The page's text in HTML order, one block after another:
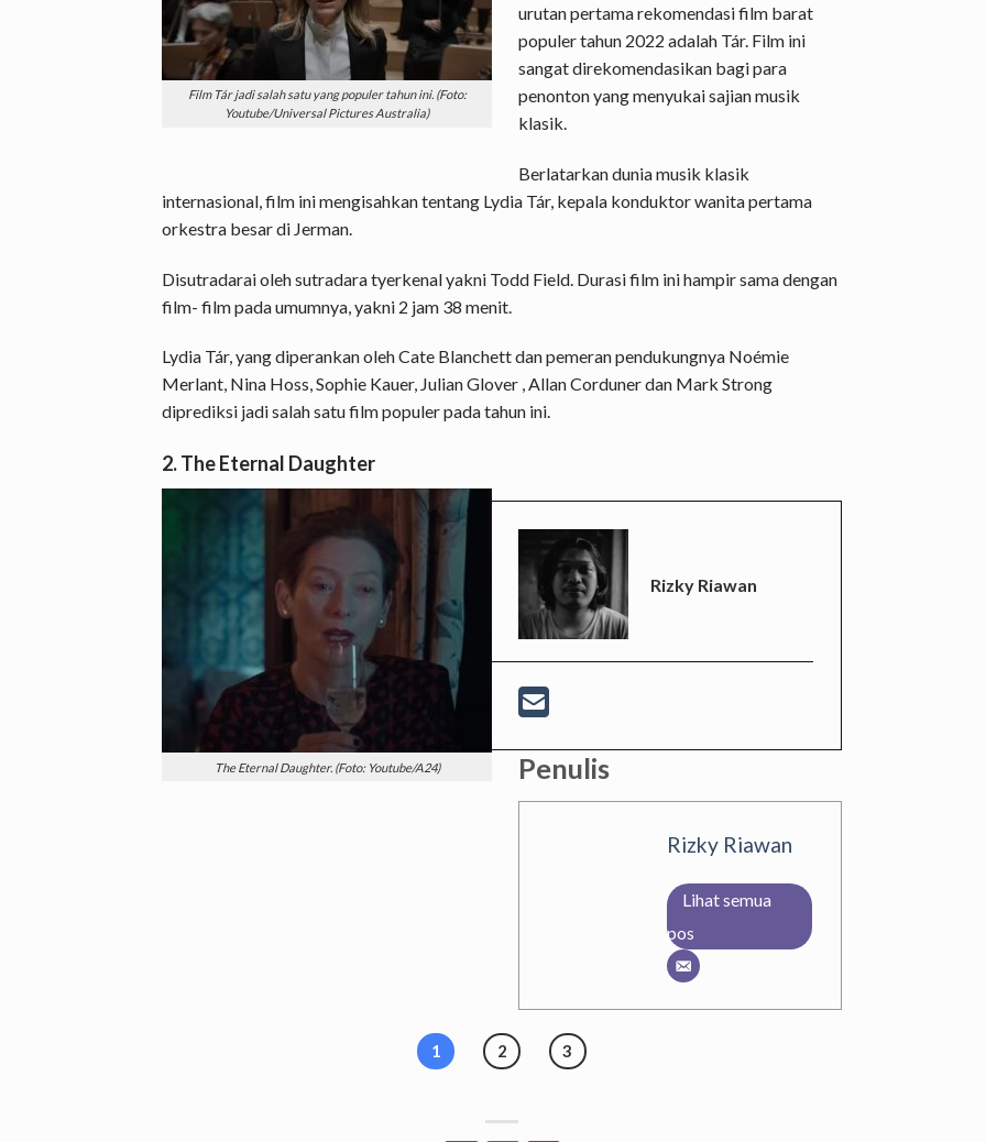
Film Tár jadi salah satu yang populer tahun ini. (Foto:
Youtube/Universal Pictures Australia)
urutan pertama rekomendasi film barat
populer tahun 2022 adalah Tár. Film ini
sangat direkomendasikan bagi para
penonton yang menyukai sajian musik
klasik.
Berlatarkan dunia musik klasik
internasional, film ini mengisahkan tentang Lydia Tár, kepala konduktor wanita pertama
orkestra besar di Jerman.
Disutradarai oleh sutradara tyerkenal yakni Todd Field. Durasi film ini hampir sama dengan
film- film pada umumnya, yakni 2 jam 38 menit.
Lydia Tár, yang diperankan oleh Cate Blanchett dan pemeran pendukungnya Noémie
Merlant, Nina Hoss, Sophie Kauer, Julian Glover , Allan Corduner dan Mark Strong
diprediksi jadi salah satu film populer pada tahun ini.
2. The Eternal Daughter
The Eternal Daughter. (Foto: Youtube/A24)
Rizky Riawan
Penulis
Rizky Riawan
Lihat semua
pos
1 2 3